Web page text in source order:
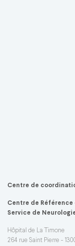
Centre de
Centre de Référence
Service de
Hôpital de La Timone
264 rue Saint Pierre -